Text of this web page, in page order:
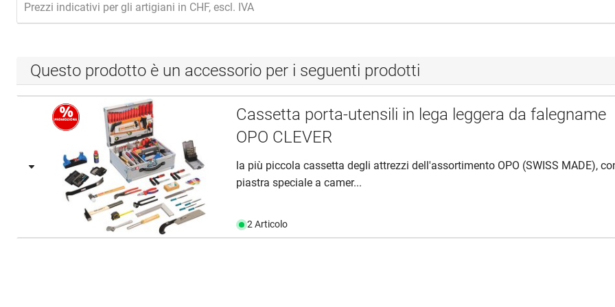
Prezzi indicativi per gli artigiani in CHF, escl. IVA
Questo prodotto è un accessorio per i seguenti prodotti
Cassetta porta-utensili in lega leggera da falegname
OPO CLEVER
la più piccola cassetta degli attrezzi dell'assortimento OPO (SWISS MADE),
piastra speciale a camer...
2 Articolo